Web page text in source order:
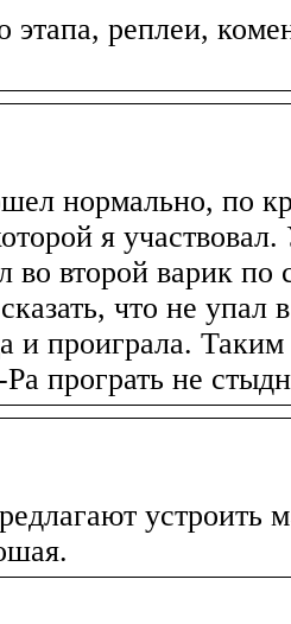
этапа, реплеи,
нормально, по
я
во второй варик по
что не упал
и проиграла.
програть не
устроить